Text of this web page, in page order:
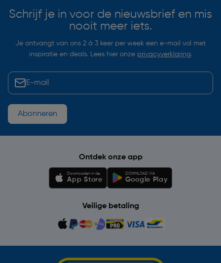
Schrijf je in voor de nieuwsbrief en mis
nooit meer iets.
Je ontvangt van ons 2 à 3 keer per week een e-mail vol met
inspiratie en deals. Lees hier onze privacyverklaring.
Abonneren
Ontdek onze app
Downloaden in de
App Store
DOWNLOAD VIA
Google Play
Veilige betaling